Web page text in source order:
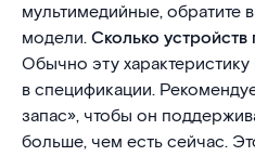
мультимедийные, обратите
модели.Сколько
Обычно эту
в спецификации.
запас», чтобы он
больше, чем есть сейчас.